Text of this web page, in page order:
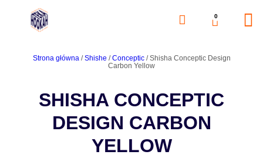
0
Strona główna/Shishe /Conceptic/ Shisha Conceptic Design
Carbon Yellow
SHISHA CONCEPTIC
DESIGN CARBON
YELLOW